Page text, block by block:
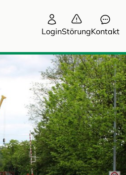
LoginStörungKontakt